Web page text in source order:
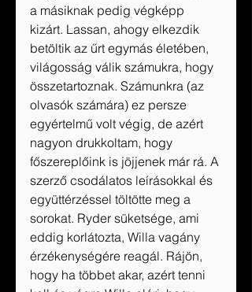
a másiknak pedig végképp
kizárt. Lassan, ahogy elkezdik
betöltik az űrt egymás életében,
világosság válik számukra, hogy
összetartoznak. Számunkra (az
olvasók számára) ez persze
egyértelmű volt végig, de azért
nagyon drukkoltam, hogy
főszereplőink is jöjjenek már rá. A
szerző csodálatos leírásokkal és
együttérzéssel töltötte meg a
sorokat. Ryder süketsége, ami
eddig korlátozta, Willa vagány
érzékenységére reagál. Rájön,
hogy ha többet akar, azért tenni